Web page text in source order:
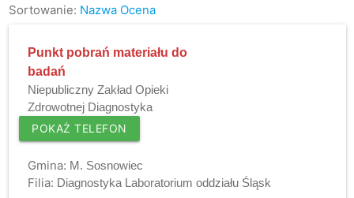
Sortowanie: Nazwa Ocena
Punkt pobrań materiału do
badań
Niepubliczny Zakład Opieki
Zdrowotnej Diagnostyka
POKAŻ TELEFON
Gmina: M. Sosnowiec
Filia: Diagnostyka Laboratorium oddziału Śląsk